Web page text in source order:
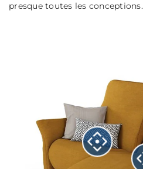
presque toutes les conceptions.